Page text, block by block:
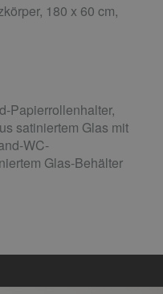
180 x 60 cm,
Papierrollenhalter,
satiniertem Glas mit
WC-
Glas-Behälter